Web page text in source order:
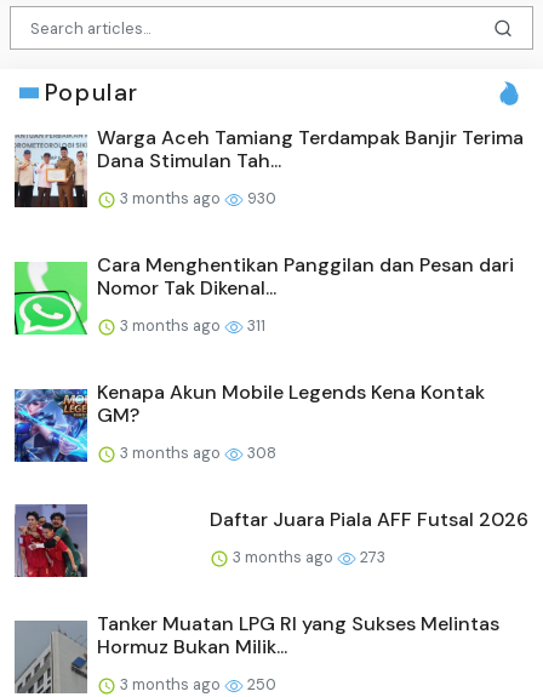
Popular
Warga Aceh Tamiang Terdampak Banjir Terima
Dana Stimulan Tah...
3 months ago 930
Cara Menghentikan Panggilan dan Pesan dari
Nomor Tak Dikenal...
3 months ago 311
Kenapa Akun Mobile Legends Kena Kontak
GM?
3 months ago 308
Daftar Juara Piala AFF Futsal 2026
3 months ago 273
Tanker Muatan LPG RI yang Sukses Melintas
Hormuz Bukan Milik...
3 months ago 250